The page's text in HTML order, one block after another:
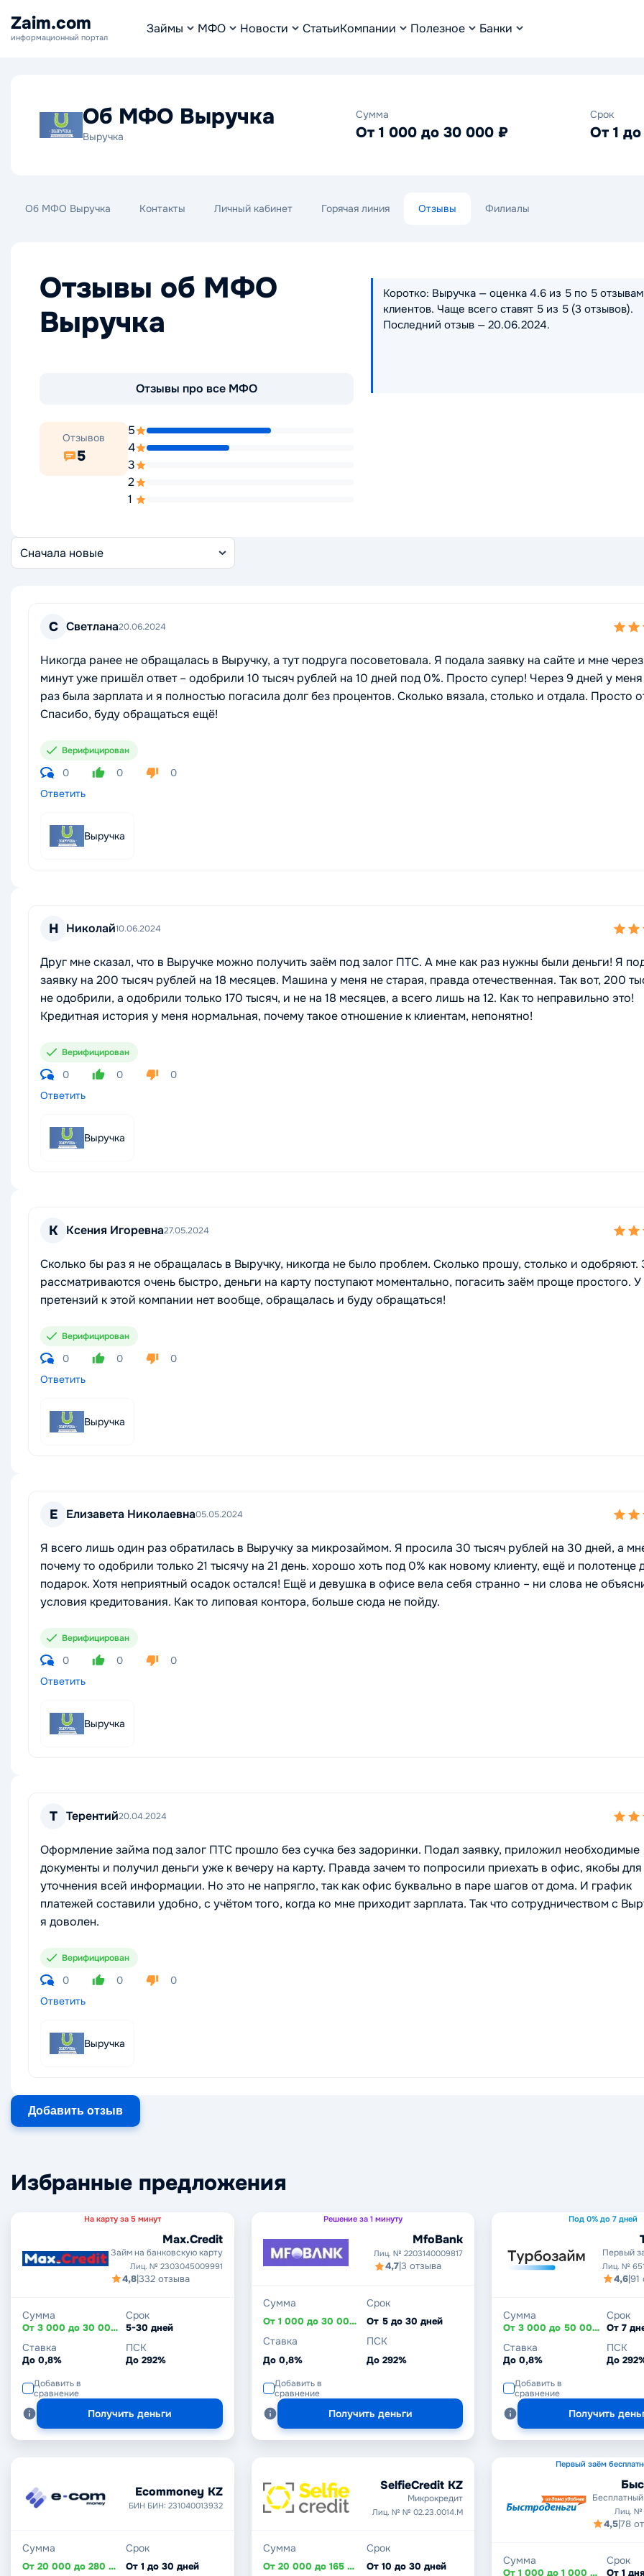
Zaim.com
информационный портал
Займы МФО Новости СтатьиКомпании Полезное Банки
Об МФО Выручка
Выручка
Сумма
От 1 000 до 30 000 ₽
Срок
От 1
Об МФО Выручка Контакты Личный кабинет Горячая линия Отзывы Филиалы
Отзывы об МФО
Выручка
Отзывы про все МФО
Коротко: Выручка — оценка 4.6 из 5 по 5 отзывам
клиентов. Чаще всего ставят 5 из 5 (3 отзывов).
Последний отзыв — 20.06.2024.
Отзывов
5
5
4
3
2
1
Сортировка
отзывов
С Светлана20.06.2024
Никогда ранее не обращалась в Выручку, а тут подруга посоветовала. Я подала заявку на сайте и мне
минут уже пришёл ответ – одобрили 10 тысяч рублей на 10 дней под 0%. Просто супер! Через 9 дней у меня
раз была зарплата и я полностью погасила долг без процентов. Сколько вязала, столько и отдала. Просто
Спасибо, буду обращаться ещё!
Верифицирован
0 0
0
Ответить
Выручка
Н Николай10.06.2024
Друг мне сказал, что в Выручке можно получить заём под залог ПТС. А мне как раз нужны были деньги! Я
заявку на 200 тысяч рублей на 18 месяцев. Машина у меня не старая, правда отечественная. Так вот, 200
не одобрили, а одобрили только 170 тысяч, и не на 18 месяцев, а всего лишь на 12. Как то неправильно это!
Кредитная история у меня нормальная, почему такое отношение к клиентам, непонятно!
Верифицирован
0 0
0
Ответить
Выручка
К Ксения Игоревна27.05.2024
Сколько бы раз я не обращалась в Выручку, никогда не было проблем. Сколько прошу, столько и одобряют.
рассматриваются очень быстро, деньги на карту поступают моментально, погасить заём проще простого.
претензий к этой компании нет вообще, обращалась и буду обращаться!
Верифицирован
0 0
0
Ответить
Выручка
Е Елизавета Николаевна05.05.2024
Я всего лишь один раз обратилась в Выручку за микрозаймом. Я просила 30 тысяч рублей на 30 дней, а
почему то одобрили только 21 тысячу на 21 день. хорошо хоть под 0% как новому клиенту, ещё и полотенце
подарок. Хотя неприятный осадок остался! Ещё и девушка в офисе вела себя странно – ни слова не
условия кредитования. Как то липовая контора, больше сюда не пойду.
Верифицирован
0 0
0
Ответить
Выручка
Т Терентий20.04.2024
Оформление займа под залог ПТС прошло без сучка без задоринки. Подал заявку, приложил необходимые
документы и получил деньги уже к вечеру на карту. Правда зачем то попросили приехать в офис, якобы для
уточнения всей информации. Но это не напрягло, так как офис буквально в паре шагов от дома. И график
платежей составили удобно, с учётом того, когда ко мне приходит зарплата. Так что сотрудничеством с
я доволен.
Верифицирован
0 0
0
Ответить
Выручка
Добавить отзыв
Избранные предложения
На карту за 5 минут
Max.Credit
Займ на банковскую карту
Лиц. № 2303045009991
4,8|332 отзыва
Сумма
От 3 000 до 30 000 ₽
Срок
5-30 дней
Ставка
До 0,8%
ПСК
До 292%
Добавить в
сравнение
Получить деньги
Решение за 1 минуту
MfoBank
Лиц. № 2203140009817
4,7|3 отзыва
Сумма
От 1 000 до 30 000 ₽
Срок
От 5 до 30 дней
Ставка
До 0,8%
ПСК
До 292%
Добавить в
сравнение
Получить деньги
Под 0% до 7 дней
Первый
Лиц. №
4,6|91
Сумма
От 3 000 до 50 000 ₽
Срок
Ставка
До 0,8%
ПСК
До
Добавить в
сравнение
Получить
Ecommoney KZ
БИН БИН: 231040013932
Сумма
От 20 000 до 280 000 ₸
Срок
От 1 до 30 дней
SelfieCredit KZ
Микрокредит
Лиц. № № 02.23.0014.М
Сумма
От 20 000 до 165 000 ₸
Срок
От 10 до 30 дней
Первый заём
Лиц. №
4,5|78
Сумма
От 1 000 до 1 000 000 ₽
Срок